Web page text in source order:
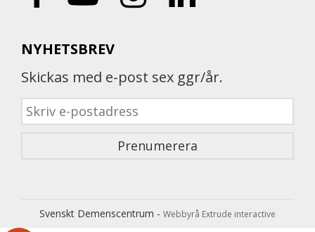
NYHETSBREV
Skickas med e-post sex ggr/år.
Svenskt Demenscentrum - Webbyrå Extrude interactive